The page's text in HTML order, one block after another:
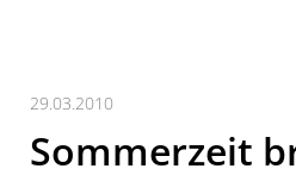
29.03.2010
Sommerzeit